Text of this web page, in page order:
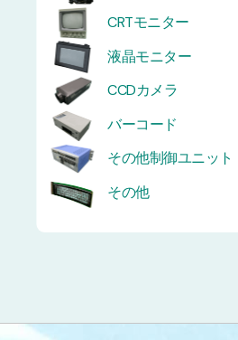
CRTモニター
液晶モニター
CCDカメラ
バーコード
その他制御ユニット
その他